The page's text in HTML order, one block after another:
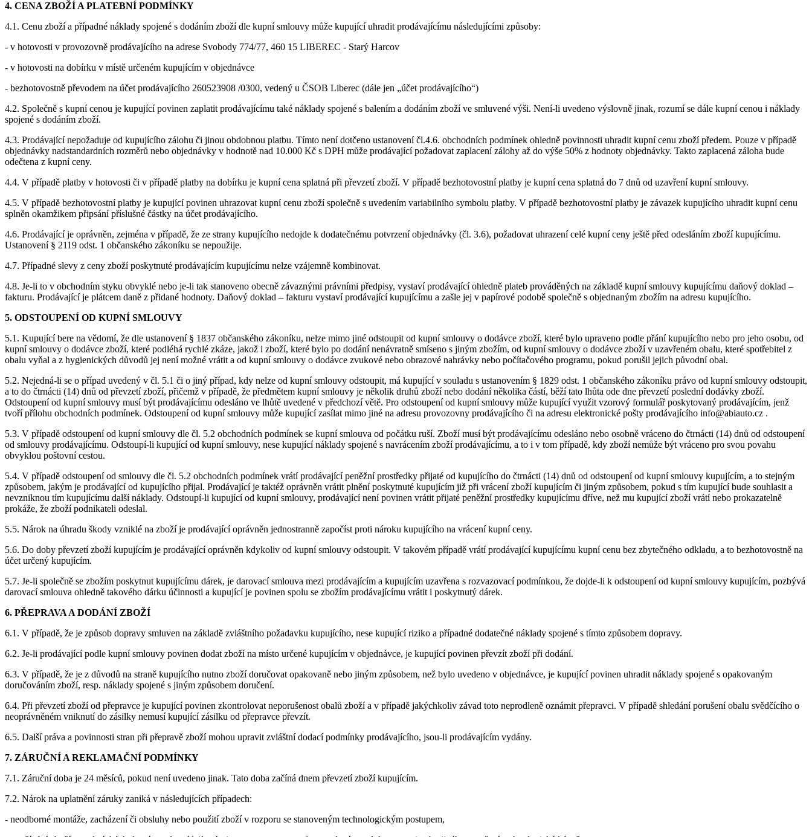
4. CENA ZBOŽÍ A PLATEBNÍ PODMÍNKY
4.1. Cenu zboží a případné náklady spojené s dodáním zboží dle kupní smlouvy může kupující uhradit prodávajícímu následujícími způsoby:
- v hotovosti v provozovně prodávajícího na adrese Svobody 774/77, 460 15 LIBEREC - Starý Harcov
- v hotovosti na dobírku v místě určeném kupujícím v objednávce
- bezhotovostně převodem na účet prodávajícího 260523908 /0300, vedený u ČSOB Liberec (dále jen „účet prodávajícího“)
4.2. Společně s kupní cenou je kupující povinen zaplatit prodávajícímu také náklady spojené s balením a dodáním zboží ve smluvené výši. Není-li uvedeno výslovně jinak, rozumí se dále kupní cenou i náklady
spojené s dodáním zboží.
4.3. Prodávající nepožaduje od kupujícího zálohu či jinou obdobnou platbu. Tímto není dotčeno ustanovení čl.4.6. obchodních podmínek ohledně povinnosti uhradit kupní cenu zboží předem. Pouze v případě
objednávky nadstandardních rozměrů nebo objednávky v hodnotě nad 10.000 Kč s DPH může prodávající požadovat zaplacení zálohy až do výše 50% z hodnoty objednávky. Takto zaplacená záloha bude
odečtena z kupní ceny.
4.4. V případě platby v hotovosti či v případě platby na dobírku je kupní cena splatná při převzetí zboží. V případě bezhotovostní platby je kupní cena splatná do 7 dnů od uzavření kupní smlouvy.
4.5. V případě bezhotovostní platby je kupující povinen uhrazovat kupní cenu zboží společně s uvedením variabilního symbolu platby. V případě bezhotovostní platby je závazek kupujícího uhradit kupní cenu
splněn okamžikem připsání příslušné částky na účet prodávajícího.
4.6. Prodávající je oprávněn, zejména v případě, že ze strany kupujícího nedojde k dodatečnému potvrzení objednávky (čl. 3.6), požadovat uhrazení celé kupní ceny ještě před odesláním zboží kupujícímu.
Ustanovení § 2119 odst. 1 občanského zákoníku se nepoužije.
4.7. Případné slevy z ceny zboží poskytnuté prodávajícím kupujícímu nelze vzájemně kombinovat.
4.8. Je-li to v obchodním styku obvyklé nebo je-li tak stanoveno obecně závaznými právními předpisy, vystaví prodávající ohledně plateb prováděných na základě kupní smlouvy kupujícímu daňový doklad –
fakturu. Prodávající je plátcem daně z přidané hodnoty. Daňový doklad – fakturu vystaví prodávající kupujícímu a zašle jej v papírové podobě společně s objednaným zbožím na adresu kupujícího.
5. ODSTOUPENÍ OD KUPNÍ SMLOUVY
5.1. Kupující bere na vědomí, že dle ustanovení § 1837 občanského zákoníku, nelze mimo jiné odstoupit od kupní smlouvy o dodávce zboží, které bylo upraveno podle přání kupujícího nebo pro jeho osobu, od
kupní smlouvy o dodávce zboží, které podléhá rychlé zkáze, jakož i zboží, které bylo po dodání nenávratně smíseno s jiným zbožím, od kupní smlouvy o dodávce zboží v uzavřeném obalu, které spotřebitel z
obalu vyňal a z hygienických důvodů jej není možné vrátit a od kupní smlouvy o dodávce zvukové nebo obrazové nahrávky nebo počítačového programu, pokud porušil jejich původní obal.
5.2. Nejedná-li se o případ uvedený v čl. 5.1 či o jiný případ, kdy nelze od kupní smlouvy odstoupit, má kupující v souladu s ustanovením § 1829 odst. 1 občanského zákoníku právo od kupní smlouvy odstoupit,
a to do čtrnácti (14) dnů od převzetí zboží, přičemž v případě, že předmětem kupní smlouvy je několik druhů zboží nebo dodání několika částí, běží tato lhůta ode dne převzetí poslední dodávky zboží.
Odstoupení od kupní smlouvy musí být prodávajícímu odesláno ve lhůtě uvedené v předchozí větě. Pro odstoupení od kupní smlouvy může kupující využit vzorový formulář poskytovaný prodávajícím, jenž
tvoří přílohu obchodních podmínek. Odstoupení od kupní smlouvy může kupující zasílat mimo jiné na adresu provozovny prodávajícího či na adresu elektronické pošty prodávajícího info@abiauto.cz .
5.3. V případě odstoupení od kupní smlouvy dle čl. 5.2 obchodních podmínek se kupní smlouva od počátku ruší. Zboží musí být prodávajícímu odesláno nebo osobně vráceno do čtrnácti (14) dnů od odstoupení
od smlouvy prodávajícímu. Odstoupí-li kupující od kupní smlouvy, nese kupující náklady spojené s navrácením zboží prodávajícímu, a to i v tom případě, kdy zboží nemůže být vráceno pro svou povahu
obvyklou poštovní cestou.
5.4. V případě odstoupení od smlouvy dle čl. 5.2 obchodních podmínek vrátí prodávající peněžní prostředky přijaté od kupujícího do čtrnácti (14) dnů od odstoupení od kupní smlouvy kupujícím, a to stejným
způsobem, jakým je prodávající od kupujícího přijal. Prodávající je taktéž oprávněn vrátit plnění poskytnuté kupujícím již při vrácení zboží kupujícím či jiným způsobem, pokud s tím kupující bude souhlasit a
nevzniknou tím kupujícímu další náklady. Odstoupí-li kupující od kupní smlouvy, prodávající není povinen vrátit přijaté peněžní prostředky kupujícímu dříve, než mu kupující zboží vrátí nebo prokazatelně
prokáže, že zboží podnikateli odeslal.
5.5. Nárok na úhradu škody vzniklé na zboží je prodávající oprávněn jednostranně započíst proti nároku kupujícího na vrácení kupní ceny.
5.6. Do doby převzetí zboží kupujícím je prodávající oprávněn kdykoliv od kupní smlouvy odstoupit. V takovém případě vrátí prodávající kupujícímu kupní cenu bez zbytečného odkladu, a to bezhotovostně na
účet určený kupujícím.
5.7. Je-li společně se zbožím poskytnut kupujícímu dárek, je darovací smlouva mezi prodávajícím a kupujícím uzavřena s rozvazovací podmínkou, že dojde-li k odstoupení od kupní smlouvy kupujícím, pozbývá
darovací smlouva ohledně takového dárku účinnosti a kupující je povinen spolu se zbožím prodávajícímu vrátit i poskytnutý dárek.
6. PŘEPRAVA A DODÁNÍ ZBOŽÍ
6.1. V případě, že je způsob dopravy smluven na základě zvláštního požadavku kupujícího, nese kupující riziko a případné dodatečné náklady spojené s tímto způsobem dopravy.
6.2. Je-li prodávající podle kupní smlouvy povinen dodat zboží na místo určené kupujícím v objednávce, je kupující povinen převzít zboží při dodání.
6.3. V případě, že je z důvodů na straně kupujícího nutno zboží doručovat opakovaně nebo jiným způsobem, než bylo uvedeno v objednávce, je kupující povinen uhradit náklady spojené s opakovaným
doručováním zboží, resp. náklady spojené s jiným způsobem doručení.
6.4. Při převzetí zboží od přepravce je kupující povinen zkontrolovat neporušenost obalů zboží a v případě jakýchkoliv závad toto neprodleně oznámit přepravci. V případě shledání porušení obalu svědčícího o
neoprávněném vniknutí do zásilky nemusí kupující zásilku od přepravce převzít.
6.5. Další práva a povinnosti stran při přepravě zboží mohou upravit zvláštní dodací podmínky prodávajícího, jsou-li prodávajícím vydány.
7. ZÁRUČNÍ A REKLAMAČNÍ PODMÍNKY
7.1. Záruční doba je 24 měsíců, pokud není uvedeno jinak. Tato doba začíná dnem převzetí zboží kupujícím.
7.2. Nárok na uplatnění záruky zaniká v následujících případech:
- neodborné montáže, zacházení či obsluhy nebo použití zboží v rozporu se stanoveným technologickým postupem,